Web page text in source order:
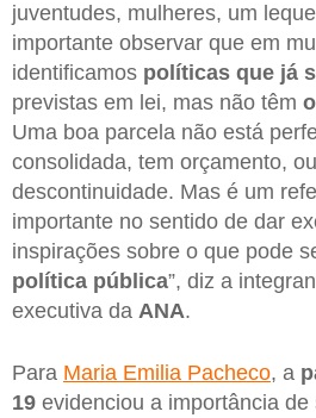
juventudes, mulheres, um
importante observar que em
identificamos políticas que já
previstas em lei, mas não têm
Uma boa parcela não está
consolidada, tem orçamento,
descontinuidade. Mas é um
importante no sentido de dar
inspirações sobre o que pode
política pública”, diz a
executiva da ANA.
Para Maria Emilia Pacheco, a
19 evidenciou a importância de